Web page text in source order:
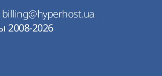
billing@hyperhost.ua
2008-2026